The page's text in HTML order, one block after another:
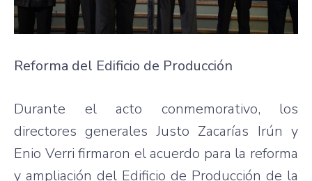
Reforma del Edificio de Producción
Durante el acto conmemorativo, los
directores generales Justo Zacarías Irún y
Enio Verri firmaron el acuerdo para la reforma
y ampliación del Edificio de Producción de la